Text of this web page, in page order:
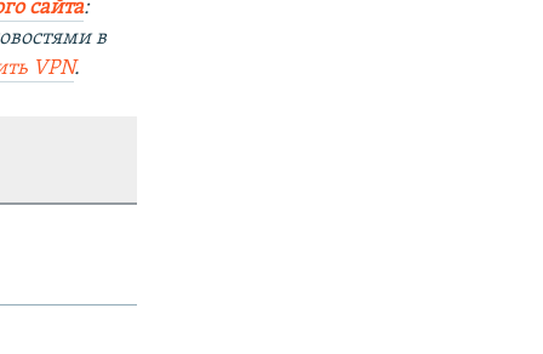
сайта:
в
VPN.